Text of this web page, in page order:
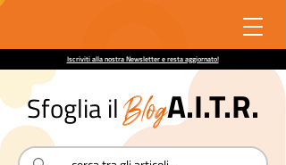
Iscriviti alla nostra Newsletter e resta aggiornato!
Sfoglia ilBlogA.I.T.R.